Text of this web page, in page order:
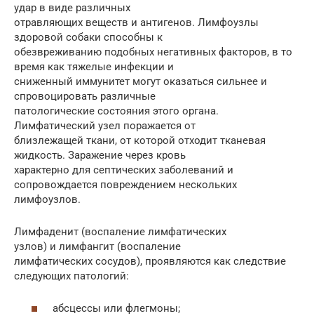
удар в виде различных
отравляющих веществ и антигенов. Лимфоузлы
здоровой собаки способны к
обезвреживанию подобных негативных факторов, в то
время как тяжелые инфекции и
сниженный иммунитет могут оказаться сильнее и
спровоцировать различные
патологические состояния этого органа.
Лимфатический узел поражается от
близлежащей ткани, от которой отходит тканевая
жидкость. Заражение через кровь
характерно для септических заболеваний и
сопровождается повреждением нескольких
лимфоузлов.
Лимфаденит (воспаление лимфатических
узлов) и лимфангит (воспаление
лимфатических сосудов), проявляются как следствие
следующих патологий:
абсцессы или флегмоны;